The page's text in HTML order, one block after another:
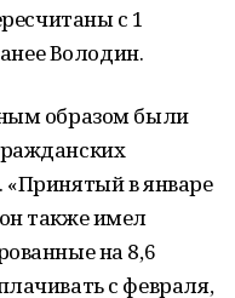
с 1
Володин.
образом были
в январе
также имел
на 8,6
с февраля,